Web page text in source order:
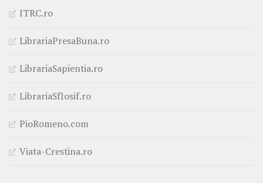
ITRC.ro
LibrariaPresaBuna.ro
LibrariaSapientia.ro
LibrariaSfIosif.ro
PioRomeno.com
Viata-Crestina.ro